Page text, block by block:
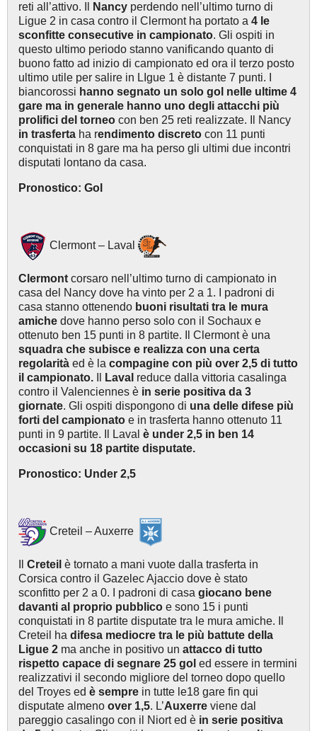
reti all’attivo. Il
Nancy perdendo nell’ultimo turno di
Ligue 2 in casa contro il Clermont ha portato a 4 le
sconfitte consecutive in campionato. Gli ospiti in
questo ultimo periodo stanno vanificando quanto di
buono fatto ad inizio di campionato ed ora il terzo posto
ultimo utile per salire in LIgue 1 è distante 7 punti. I
biancorossi hanno segnato un solo gol nelle ultime 4
gare ma in generale hanno uno degli attacchi più
prolifici del torneo con ben 25 reti realizzate. Il Nancy
in trasferta ha rendimento discreto con 11 punti
conquistati in 8 gare ma ha perso gli ultimi due incontri
disputati lontano da casa.
Pronostico: Gol
Clermont – Laval
Clermont corsaro nell’ultimo turno di campionato in
casa del Nancy dove ha vinto per 2 a 1. I padroni di
casa stanno ottenendo buoni risultati tra le mura
amiche dove hanno perso solo con il Sochaux e
ottenuto ben 15 punti in 8 partite. Il Clermont è una
squadra che subisce e realizza con una certa
regolarità ed è la compagine con più over 2,5 di tutto
il campionato.
Laval reduce dalla vittoria casalinga
contro il Valenciennes è in serie positiva da 3
giornate. Gli ospiti dispongono di una delle difese più
forti del campionato e in trasferta hanno ottenuto 11
punti in 9 partite. Il Laval è under 2,5 in ben 14
occasioni su 18 partite disputate.
Pronostico: Under 2,5
Creteil – Auxerre
Creteil è tornato a mani vuote dalla trasferta in
Corsica contro il Gazelec Ajaccio dove è stato
sconfitto per 2 a 0. I padroni di casa giocano bene
davanti al proprio pubblico e sono 15 i punti
conquistati in 8 partite disputate tra le mura amiche. Il
Creteil ha difesa mediocre tra le più battute della
Ligue 2 ma anche in positivo un attacco di tutto
rispetto capace di segnare 25 gol ed essere in termini
realizzativi il secondo migliore del torneo dopo quello
del Troyes ed è sempre in tutte le18 gare fin qui
disputate almeno over 1,5. L’Auxerre viene dal
pareggio casalingo con il Niort ed è in serie positiva